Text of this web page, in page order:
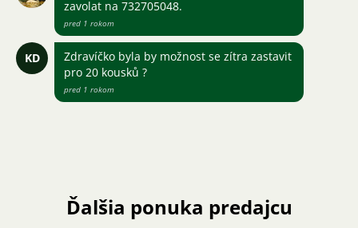
zavolat na 732705048.
pred 1 rokom
KD
Zdravíčko byla by možnost se zítra zastavit
pro 20 kousků ?
pred 1 rokom
Ďalšia ponuka predajcu